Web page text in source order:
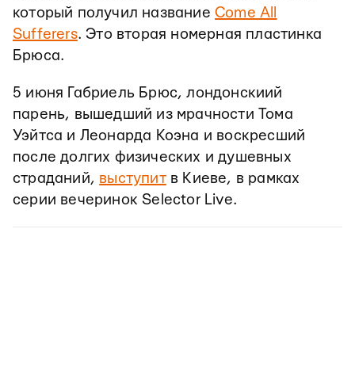
который получил название Come All
Sufferers. Это вторая номерная пластинка
Брюса.
5 июня Габриель Брюс, лондонскиий
парень, вышедший из мрачности Тома
Уэйтса и Леонарда Коэна и воскресший
после долгих физических и душевных
страданий, выступитв Киеве, в рамках
серии вечеринок Selector Live.